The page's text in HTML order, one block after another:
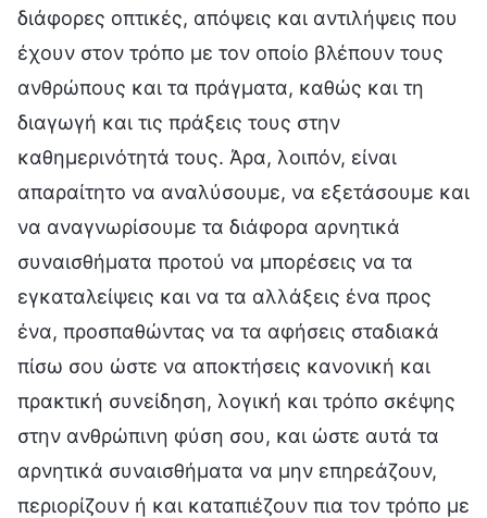
διάφορες οπτικές, απόψεις και αντιλήψεις που
έχουν στον τρόπο με τον οποίο βλέπουν τους
ανθρώπους και τα πράγματα, καθώς και τη
διαγωγή και τις πράξεις τους στην
καθημερινότητά τους. Άρα, λοιπόν, είναι
απαραίτητο να αναλύσουμε, να εξετάσουμε και
να αναγνωρίσουμε τα διάφορα αρνητικά
συναισθήματα προτού να μπορέσεις να τα
εγκαταλείψεις και να τα αλλάξεις ένα προς
ένα, προσπαθώντας να τα αφήσεις σταδιακά
πίσω σου ώστε να αποκτήσεις κανονική και
πρακτική συνείδηση, λογική και τρόπο σκέψης
στην ανθρώπινη φύση σου, και ώστε αυτά τα
αρνητικά συναισθήματα να μην επηρεάζουν,
περιορίζουν ή και καταπιέζουν πια τον τρόπο με